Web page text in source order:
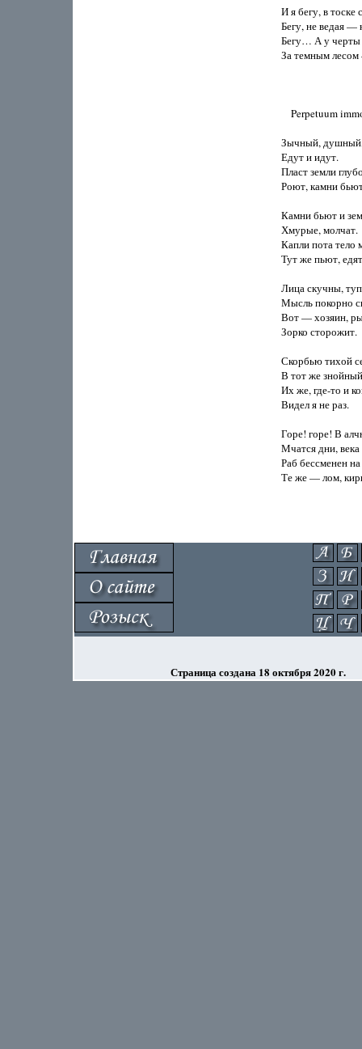
И я бегу, в тоске
Бегу, не ведая —
Бегу… А у черты
За темным
Perpetuum
Зычный,
Едут и идут.
Пласт земли
Роют, камни
Камни бьют и
Хмурые, молчат.
Капли пота тело
Тут же пьют,
Лица скучны,
Мысль покорно
Вот — хозяин,
Зорко сторожит.
Скорбью тихой
В тот же
Их же, где-то и
Видел я не раз.
Горе! горе! В
Мчатся дни,
Раб бессменен
Те же — лом,
Страница создана 18 октября 2020